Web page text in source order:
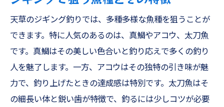
天草のジギング釣りでは、多種多様な魚種を狙うことが
できます。特に人気のあるのは、真鯛やアコウ、太刀魚
です。真鯛はその美しい色合いと釣り応えで多くの釣り
人を魅了します。一方、アコウはその独特の引き味が魅
力で、釣り上げたときの達成感は特別です。太刀魚はそ
の細長い体と鋭い歯が特徴で、釣るには少しコツが必要